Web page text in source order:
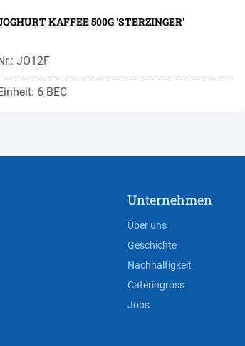
KAFFEE 500G 'STERZINGER'
JO12F
6 BEC
Unternehmen
Über uns
Geschichte
Nachhaltigkeit
Cateringross
Jobs